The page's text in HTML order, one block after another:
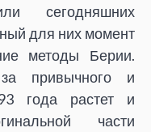
сегодняшних
для них момент
методы Берии.
привычного и
года растет и
части